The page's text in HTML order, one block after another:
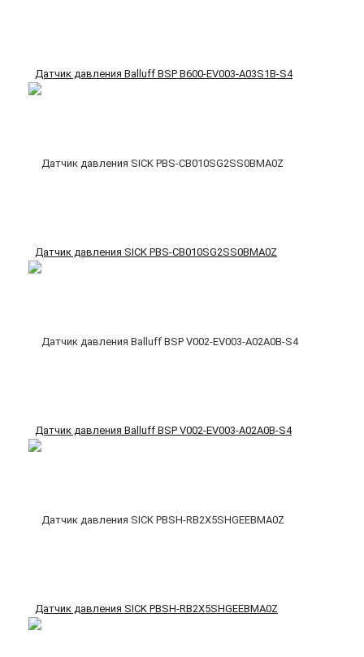
Датчик давления Balluff BSP B600-EV003-A03S1B-S4
Датчик давления SICK PBS-CB010SG2SS0BMA0Z
Датчик давления Balluff BSP V002-EV003-A02A0B-S4
Датчик давления SICK PBSH-RB2X5SHGEEBMA0Z